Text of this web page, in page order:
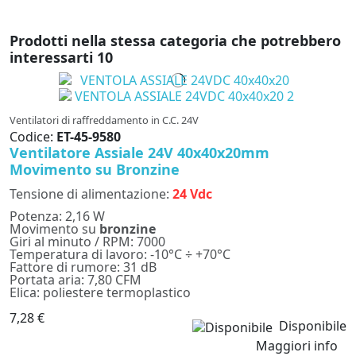
Prodotti nella stessa categoria che potrebbero
interessarti 10
Ventilatori di raffreddamento in C.C. 24V
Codice: ET-45-9580
Ventilatore Assiale 24V 40x40x20mm
Movimento su Bronzine
Tensione di alimentazione: 24 Vdc
Potenza: 2,16 W
Movimento su bronzine
Giri al minuto / RPM: 7000
Temperatura di lavoro: -10°C ÷ +70°C
Fattore di rumore: 31 dB
Portata aria: 7,80 CFM
Elica: poliestere termoplastico
7,28 €
Disponibile
Maggiori info